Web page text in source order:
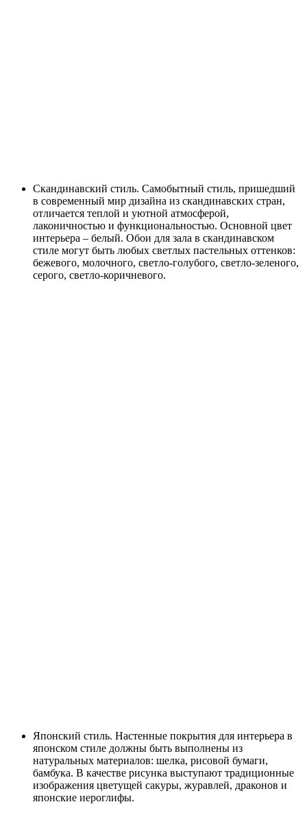
Скандинавский стиль. Самобытный стиль, пришедший
в современный мир дизайна из скандинавских стран,
отличается теплой и уютной атмосферой,
лаконичностью и функциональностью. Основной цвет
интерьера – белый. Обои для зала в скандинавском
стиле могут быть любых светлых пастельных оттенков:
бежевого, молочного, светло-голубого, светло-зеленого,
серого, светло-коричневого.
Японский стиль. Настенные покрытия для интерьера в
японском стиле должны быть выполнены из
натуральных материалов: шелка, рисовой бумаги,
бамбука. В качестве рисунка выступают традиционные
изображения цветущей сакуры, журавлей, драконов и
японские иероглифы.